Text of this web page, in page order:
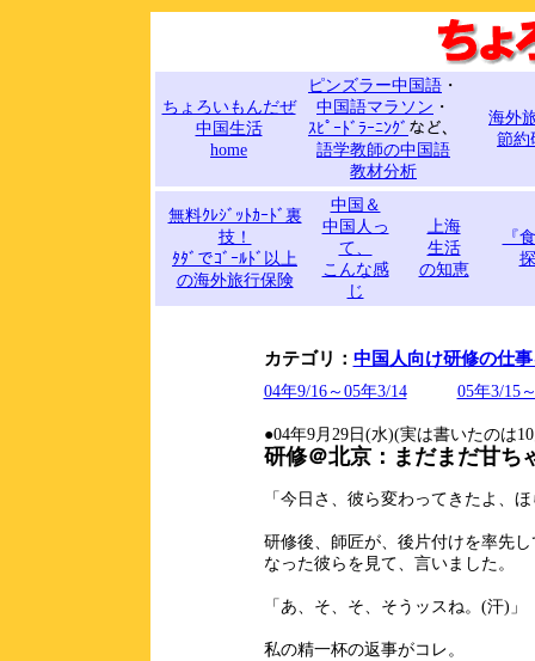
ちょろいもんだぜ
中国生活
home
ピンズラー中国語 ・
中国語マラソン ・
ｽﾋﾟｰﾄﾞﾗｰﾆﾝｸﾞ など、
語学教師の中国語
教材分析
海外
節約
無料ｸﾚｼﾞｯﾄｶｰﾄﾞ裏
技！
ﾀﾀﾞでｺﾞｰﾙﾄﾞ以上
の海外旅行保険
中国＆
中国人っ
て、
こんな感
じ
上海
生活
の知恵
『
カテゴリ： 中国人向け研修の仕
04年9/16～05年3/14 05年3/15
●04年9月29日(水)(実は書いたのは
研修＠北京：まだまだ甘ち
「今日さ、彼ら変わってきたよ、
研修後、師匠が、後片付けを率先
なった彼らを見て、言いました。
「あ、そ、そ、そうッスね。(汗)」
私の精一杯の返事がコレ。